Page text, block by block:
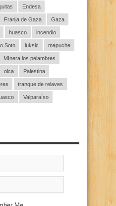
Endesa
Franja de Gaza Gaza
huasco incendio
Soto luksic mapuche
MInera los pelambres
olca Palestina
tranque de relaves
Valparaíso